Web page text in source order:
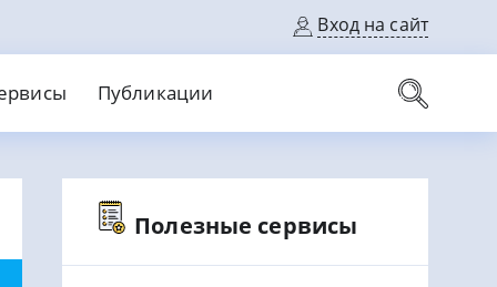
Вход на сайт
Без кредитной истории
Публикации
Полезные сервисы